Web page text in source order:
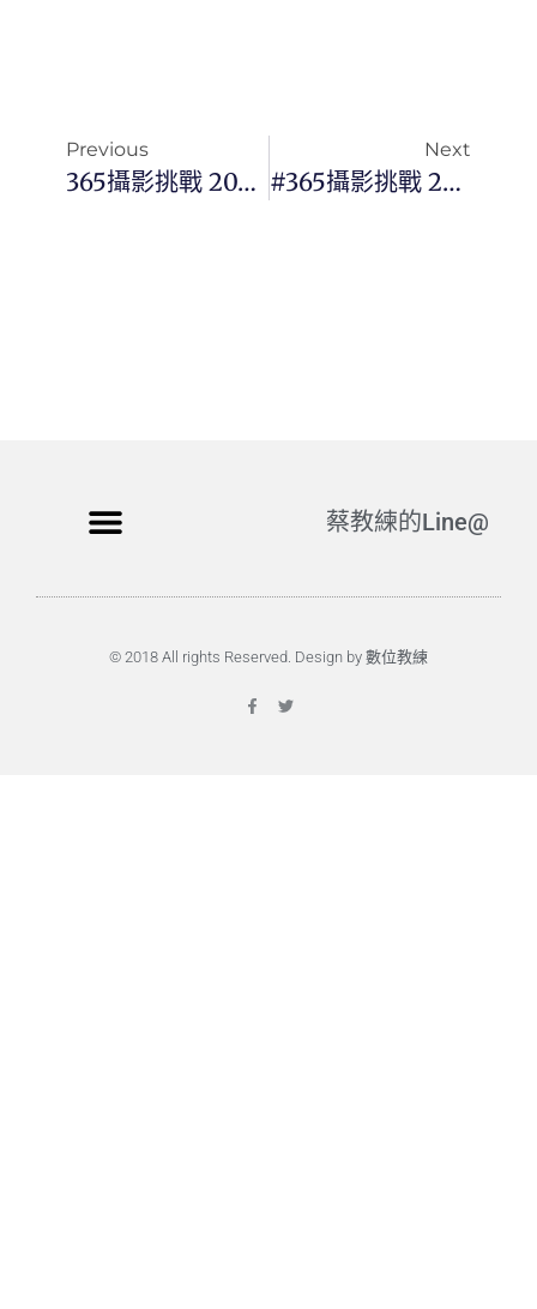
Previous
365攝影挑戰 20230617(六) 168/365 Day2705
Next
#365攝影挑戰 20230619(一) 170/365 Day2707
蔡教練的Line@
© 2018 All rights Reserved. Design by 數位教練